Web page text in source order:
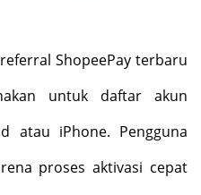
ShopeePay terbaru
untuk daftar akun
atau iPhone. Pengguna
proses aktivasi cepat